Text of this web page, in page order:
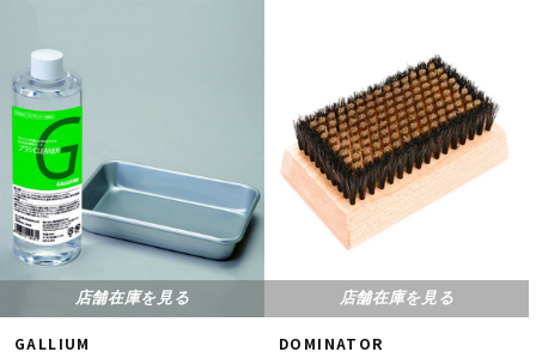
店舗在庫を見る
GALLIUM
店舗在庫を見る
DOMINATOR